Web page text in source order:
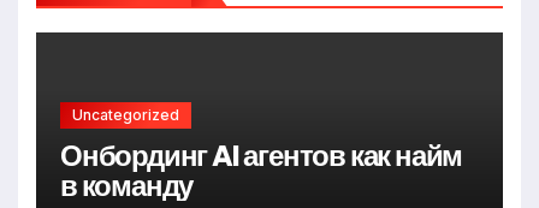
Uncategorized
Онбординг AI агентов как найм
в команду